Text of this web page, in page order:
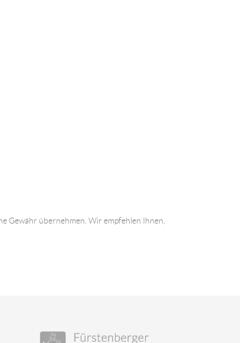
Gewähr übernehmen. Wir empfehlen Ihnen,